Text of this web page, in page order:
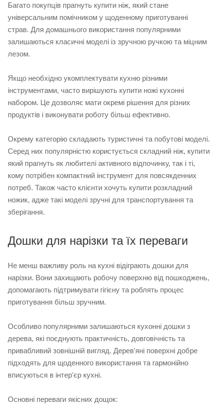
Багато покупців прагнуть купити ніж, який стане
універсальним помічником у щоденному приготуванні
страв. Для домашнього використання популярними
залишаються класичні моделі із зручною ручкою та міцним
лезом.
Якщо необхідно укомплектувати кухню різними
інструментами, часто вирішують купити ножі кухонні
набором. Це дозволяє мати окремі рішення для різних
продуктів і виконувати роботу більш ефективно.
Окрему категорію складають туристичні та побутові моделі.
Серед них популярністю користується складний ніж, купити
який прагнуть як любителі активного відпочинку, так і ті,
кому потрібен компактний інструмент для повсякденних
потреб. Також часто клієнти хочуть купити розкладний
ножик, адже такі моделі зручні для транспортування та
зберігання.
Дошки для нарізки та їх переваги
Не менш важливу роль на кухні відіграють дошки для
нарізки. Вони захищають робочу поверхню від пошкоджень,
допомагають підтримувати гігієну та роблять процес
приготування більш зручним.
Особливо популярними залишаються кухонні дошки з
дерева, які поєднують практичність, довговічність та
привабливий зовнішній вигляд. Дерев'яні поверхні добре
підходять для щоденного використання та гармонійно
вписуються в інтер'єр кухні.
Основні переваги якісних дощок: